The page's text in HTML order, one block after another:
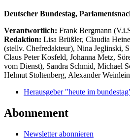
Deutscher Bundestag,
Verantwortlich: Frank Bergmann
Redaktion: Lisa Brüßler, Claudia
(stellv. Chefredakteur), Nina Jeglinski,
Claus Peter Kosfeld, Johanna Metz,
vom Dienst), Sandra Schmid, Michael
Helmut Stoltenberg, Alexander Weinlein
Herausgeber "heute im
Abonnement
Newsletter abonnieren